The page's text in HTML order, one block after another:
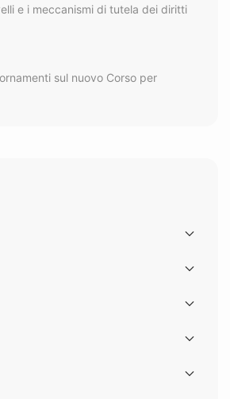
e i meccanismi di tutela dei diritti
sul nuovo Corso per